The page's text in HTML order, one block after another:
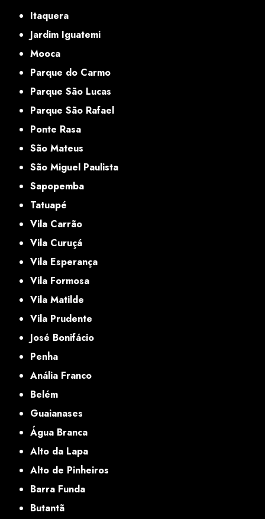
Itaquera
Jardim Iguatemi
Mooca
Parque do Carmo
Parque São Lucas
Parque São Rafael
Ponte Rasa
São Mateus
São Miguel Paulista
Sapopemba
Tatuapé
Vila Carrão
Vila Curuçá
Vila Esperança
Vila Formosa
Vila Matilde
Vila Prudente
José Bonifácio
Penha
Anália Franco
Belém
Guaianases
Água Branca
Alto da Lapa
Alto de Pinheiros
Barra Funda
Butantã